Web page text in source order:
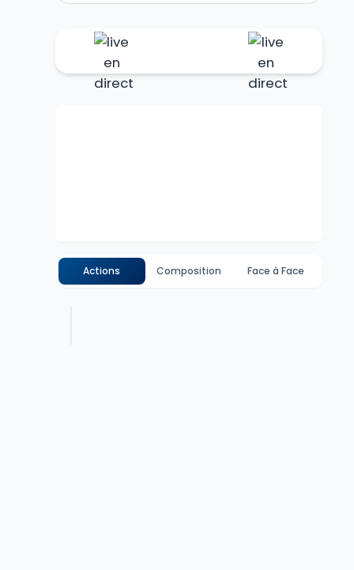
Actions Composition Face à Face